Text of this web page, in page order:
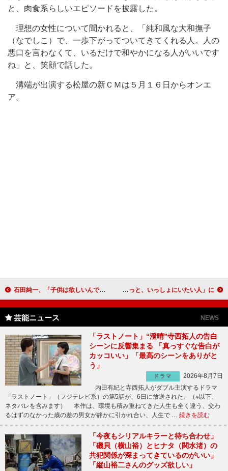
と、肉食系らしいエピソードを披露した。
理想の女性について聞かれると、「純和風な大和撫子
（なでしこ）で、一歩下がってついてきてくれる人。人の
悪口を言わなくて、いるだけで和やかになる人がいいです
ね」と、笑顔で話した。
溝端が出演する松屋の新ＣＭは５月１６日からオンエ
ア。
石田純一、「子供は欲しいんですけど」言葉濁す 被災地で子供たちと触れ合い支援活動 渡辺謙「被災地にあるのは生きてきたという痕跡」 瀬戸朝香と「ずっと、いっしょにいたい人」に
芸能ニュース NEWS
「ラストノート」“澄晴”寺西拓人の告白
シーンに反響集まる 「真っすぐな告白が
カッコいい」「最高のシーンをありがと
う」
ドラマ
2026年8月7日
内田有紀と寺西拓人がダブル主演するドラマ
「ラストノート」（フジテレビ系）の第5話が、6日に放送された。（※以下、
ネタバレを含みます） 本作は、環境も積み重ねてきた人生も全く違う、交わ
るはずのなかった歳の差の男女が静かに引かれ合い、人生で … 続きを読む
「今夜もシリアルキラーと待ち合わせ」
「磯貝（横山裕）とヒナタ（関水渚）の
共犯関係が深まってきているのがいい」
「縦山裕二さんのグッズ欲しい」